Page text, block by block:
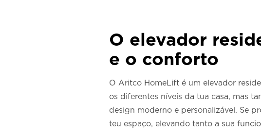
O elevador
e o conforto
O Aritco HomeLift é um elevador
os diferentes níveis da tua casa, mas
design moderno e personalizável. Se
teu espaço, elevando tanto a sua